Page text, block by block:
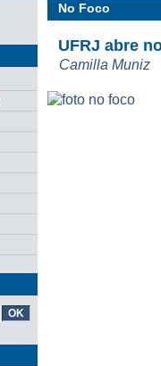
No Foco
UFRJ abre
Camilla Muniz